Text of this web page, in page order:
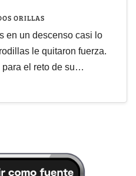
ORILLAS
en un descenso casi lo
le quitaron fuerza.
para el reto de su…